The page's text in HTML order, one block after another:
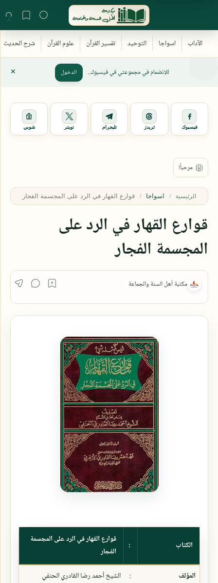
للإنضمام في مجموعتي في فيسبوك.. الدخول
فيسبوك ثريدز تليجرام تويتر شوبي
الرئيسية اسواجا
قوارع القهار في الرد على
المجسمة الفجار
الكتاب :
قوارع القهار في الرد على المجسمة
الفجار
المؤلف
:
الشيخ أحمد رضا القادري الحنفي